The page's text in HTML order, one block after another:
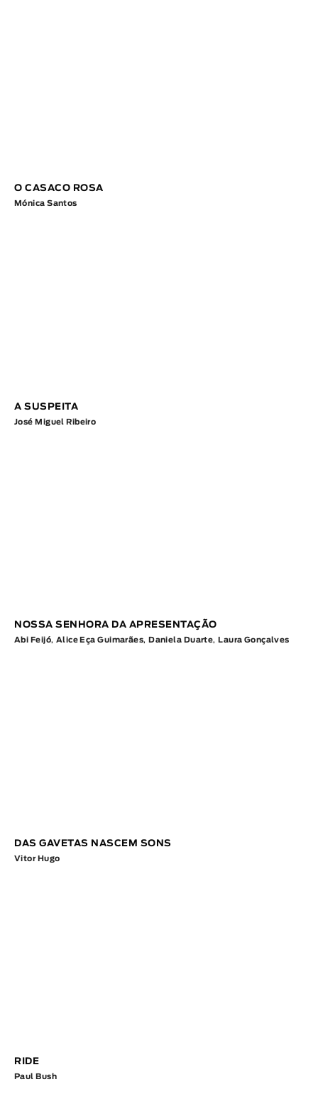
O CASACO ROSA
Mónica Santos
A SUSPEITA
José Miguel Ribeiro
NOSSA SENHORA DA APRESENTAÇÃO
Abi Feijó, Alice Eça Guimarães, Daniela Duarte, Laura Gonçalves
DAS GAVETAS NASCEM SONS
Vitor Hugo
RIDE
Paul Bush